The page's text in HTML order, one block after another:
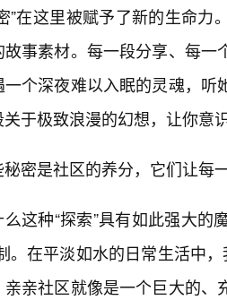
”在这里被赋予了新的生命
故事素材。每一段分享、每
一个深夜难以入眠的灵魂，
于极致浪漫的幻想，让你意
密是社区的养分，它们让每
么这种“探索”具有如此强大的
。在平淡如水的日常生活中
亲社区就像是一个巨大的